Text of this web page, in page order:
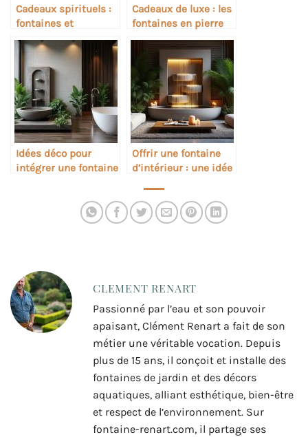
Cadeaux spirituels :
fontaines et
ambiance sacrée
Cadeaux de luxe : les
fontaines en pierre
naturelle
Idées déco pour
intégrer une fontaine
Offrir une fontaine
d’intérieur : une idée
CLEMENT RENART
Passionné par l’eau et son pouvoir
apaisant, Clément Renart a fait de son
métier une véritable vocation. Depuis
plus de 15 ans, il conçoit et installe des
fontaines de jardin et des décors
aquatiques, alliant esthétique, bien-être
et respect de l’environnement. Sur
fontaine-renart.com, il partage ses